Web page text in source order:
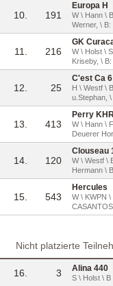
10. 191
Europa H
W \ Hann \
Werner, \
11. 216
GK
W \ Holst \
Kriseby, \ B:
12. 25
C'est Ca 6
H \ Westf \
u.Stephan,
13. 413
Perry
W \ Hann \
Deuerer
14. 120
Clouseau
W \ Westf \
Hermann \
15. 543
Hercules
W \ KWPN
Nicht platzierte
16. 3 Alina 440
S \ Holst \